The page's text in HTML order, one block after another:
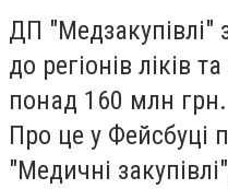
ДП "Медзакупівлі"
до регіонів ліків
понад 160 млн грн.
Про це у Фейсбуці
"Медичні